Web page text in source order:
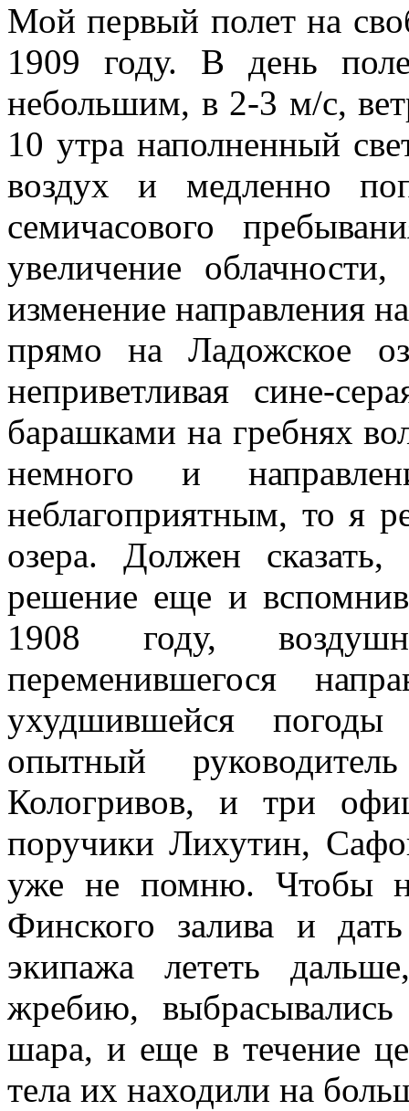
Мой первый полет на
1909 году. В день
небольшим, в 2-3 м/с,
10 утра наполненный
воздух и медленно
семичасового
увеличение
изменение направления
прямо на Ладожское
неприветливая сине-
барашками на гребнях
немного и
неблагоприятным, то я
озера. Должен
решение еще и
1908 году,
переменившегося
ухудшившейся
опытный
Кологривов, и три
поручики Лихутин,
уже не помню. Чтобы
Финского залива и
экипажа лететь
жребию,
шара, и еще в течение
тела их находили на